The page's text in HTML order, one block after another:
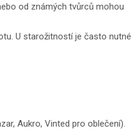
od známých tvůrců mohou
U starožitností je často nutné
Aukro, Vinted pro oblečení).